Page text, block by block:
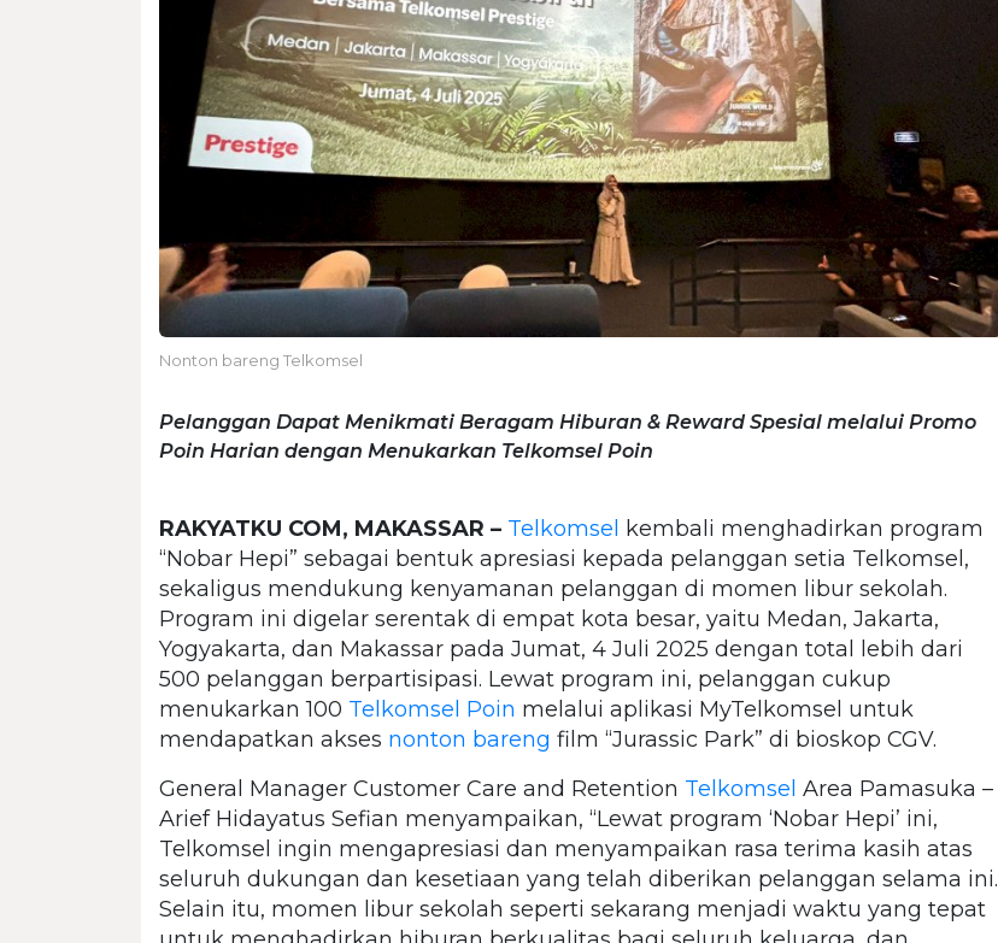
Nonton bareng Telkomsel
Pelanggan Dapat Menikmati Beragam Hiburan & Reward Spesial melalui Promo
Poin Harian dengan Menukarkan Telkomsel Poin
RAKYATKU COM, MAKASSAR – Telkomsel kembali menghadirkan program
“Nobar Hepi” sebagai bentuk apresiasi kepada pelanggan setia Telkomsel,
sekaligus mendukung kenyamanan pelanggan di momen libur sekolah.
Program ini digelar serentak di empat kota besar, yaitu Medan, Jakarta,
Yogyakarta, dan Makassar pada Jumat, 4 Juli 2025 dengan total lebih dari
500 pelanggan berpartisipasi. Lewat program ini, pelanggan cukup
menukarkan 100 Telkomsel Poin melalui aplikasi MyTelkomsel untuk
mendapatkan akses nonton bareng film “Jurassic Park” di bioskop CGV.
General Manager Customer Care and Retention Telkomsel Area Pamasuka –
Arief Hidayatus Sefian menyampaikan, “Lewat program ‘Nobar Hepi’ ini,
Telkomsel ingin mengapresiasi dan menyampaikan rasa terima kasih atas
seluruh dukungan dan kesetiaan yang telah diberikan pelanggan selama ini.
Selain itu, momen libur sekolah seperti sekarang menjadi waktu yang tepat